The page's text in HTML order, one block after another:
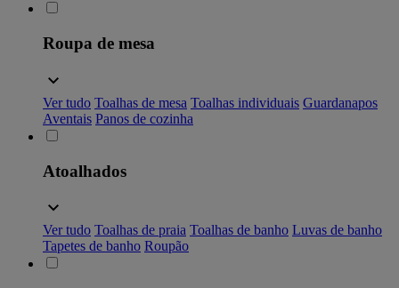
Roupa de mesa
Ver tudo Toalhas de mesa Toalhas individuais Guardanapos
Aventais Panos de cozinha
Atoalhados
Ver tudo Toalhas de praia Toalhas de banho Luvas de banho
Tapetes de banho Roupão